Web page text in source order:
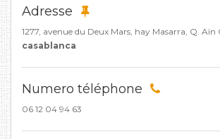
Adresse
1277, avenue du Deux Mars, hay Masarra, Q.
casablanca
Numero téléphone
06 12 04 94 63